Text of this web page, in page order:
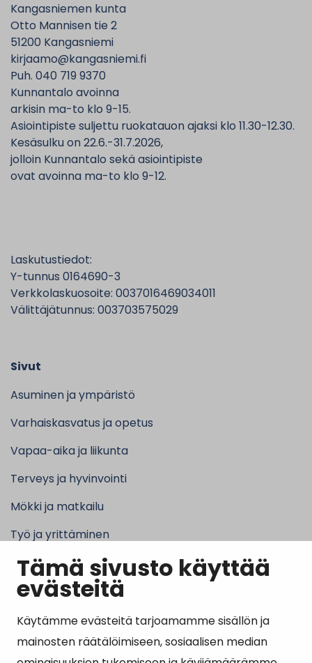
Tämä sivusto käyttää
evästeitä
Käytämme evästeitä tarjoamamme sisällön ja
mainosten räätälöimiseen, sosiaalisen median
Kangasniemen kunta
Otto Mannisen tie 2
51200 Kangasniemi
kirjaamo@kangasniemi.fi
Puh. 040 719 9370
Kunnantalo avoinna
arkisin ma-to klo 9-15.
Asiointipiste suljettu ruokatauon ajaksi klo 11.30-12.30.
Kesäsulku on 22.6.-31.7.2026,
jolloin Kunnantalo sekä asiointipiste
ovat avoinna ma-to klo 9-12.
Laskutustiedot:
Y-tunnus 0164690-3
Verkkolaskuosoite: 0037016469034011
Välittäjätunnus: 003703575029
Sivut
Asuminen ja ympäristö
Varhaiskasvatus ja opetus
Vapaa-aika ja liikunta
Terveys ja hyvinvointi
Mökki ja matkailu
Työ ja yrittäminen
Kunta ja hallinto
Suosituimmat sivut